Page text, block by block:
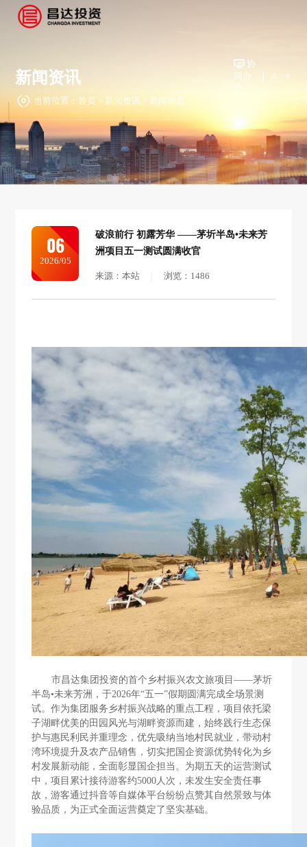
协
同办
公
新闻资讯
当前位置： 首页 > 新闻资讯> 新闻动态
06
2026/05
破浪前行 初露芳华​ ——茅圻半岛•未来芳
洲项目五一测试圆满收官
来源：本站 浏览：1486
市昌达集团投资的首个乡村振兴农文旅项目——茅圻
半岛•未来芳洲，于2026年“五一”假期圆满完成全场景测
试。作为集团服务乡村振兴战略的重点工程，项目依托梁
子湖畔优美的田园风光与湖畔资源而建 ，始终践行生态保
护与惠民利民并重理念，优先吸纳当地村民就业，带动村
湾环境提升及农产品销售，切实把国企资源优势转化为乡
村发展新动能，全面彰显国企担当。为期五天的运营测试
中，项目累计接待游客约5000人次，未发生安全责任事
故，游客通过抖音等自媒体平台纷纷点赞其自然景致与体
验品质，为正式全面运营奠定了坚实基础。